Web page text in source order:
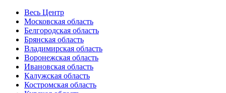
Весь Центр
Московская область
Белгородская область
Брянская область
Владимирская область
Воронежская область
Ивановская область
Калужская область
Костромская область